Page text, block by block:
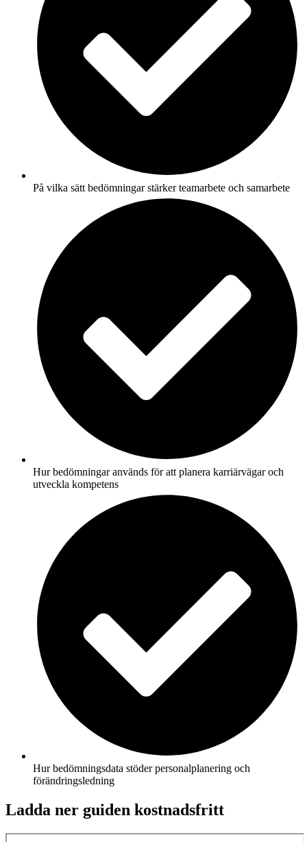
På vilka sätt bedömningar stärker teamarbete och samarbete
Hur bedömningar används för att planera karriärvägar och
utveckla kompetens
Hur bedömningsdata stöder personalplanering och
förändringsledning
Ladda ner guiden kostnadsfritt